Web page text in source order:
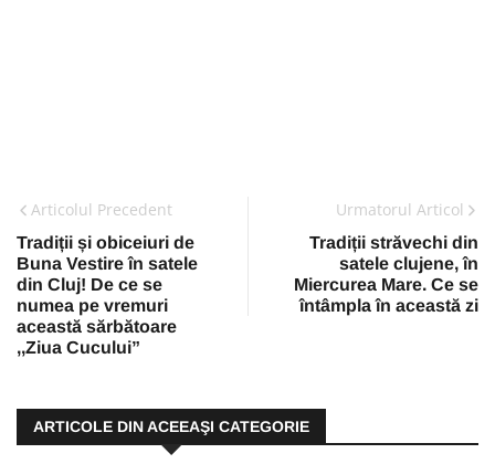
Articolul Precedent
Tradiții și obiceiuri de
Buna Vestire în satele
din Cluj! De ce se
numea pe vremuri
această sărbătoare
,,Ziua Cucului”
Urmatorul Articol
Tradiții străvechi din
satele clujene, în
Miercurea Mare. Ce se
întâmpla în această zi
ARTICOLE DIN ACEEAŞI CATEGORIE